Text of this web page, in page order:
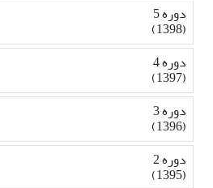
دوره 5
(1398)
دوره 4
(1397)
دوره 3
(1396)
دوره 2
(1395)